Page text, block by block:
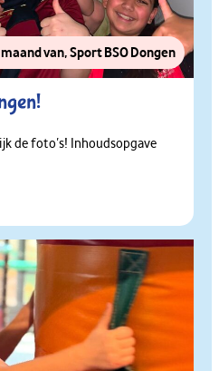
van,Sport BSO Dongen
de foto’s! Inhoudsopgave